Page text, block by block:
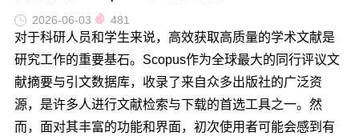
2026-06-03 481
对于科研人员和学生来说，高效获取高质量的学术文献是
研究工作的重要基石。Scopus作为全球最大的同行评议文
献摘要与引文数据库，收录了来自众多出版社的广泛资
源，是许多人进行文献检索与下载的首选工具之一。然
而，面对其丰富的功能和界面，初次使用者可能会感到有